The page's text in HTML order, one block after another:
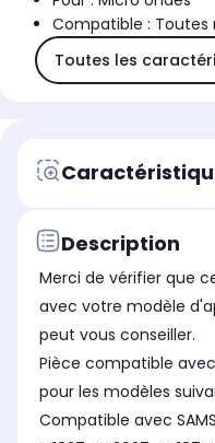
Compatible : Toutes
Toutes les
Description
Merci de vérifier que
avec votre modèle
peut vous conseiller.
Pièce compatible avec
pour les modèles
Compatible avec